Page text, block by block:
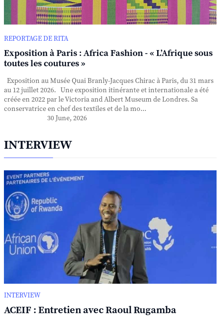
REPORTAGE DE RITA
Exposition à Paris : Africa Fashion - « L’Afrique sous
toutes les coutures »
Exposition au Musée Quai Branly-Jacques Chirac à Paris, du 31 mars
au 12 juillet 2026. Une exposition itinérante et internationale a été
créée en 2022 par le Victoria and Albert Museum de Londres. Sa
conservatrice en chef des textiles et de la mo...
30 June, 2026
INTERVIEW
INTERVIEW
ACEIF : Entretien avec Raoul Rugamba